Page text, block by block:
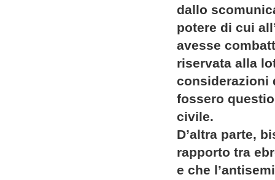
dallo
potere di cui
avesse
riservata alla
considerazioni
fossero
civile.
D’altra parte,
rapporto tra
e che